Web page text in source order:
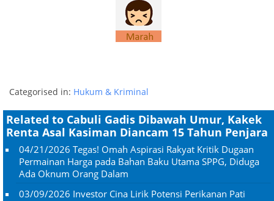
Categorised in: Hukum & Kriminal
Related to Cabuli Gadis Dibawah Umur, Kakek
Renta Asal Kasiman Diancam 15 Tahun Penjara
04/21/2026 Tegas! Omah Aspirasi Rakyat Kritik Dugaan
Permainan Harga pada Bahan Baku Utama SPPG, Diduga
Ada Oknum Orang Dalam
03/09/2026 Investor Cina Lirik Potensi Perikanan Pati